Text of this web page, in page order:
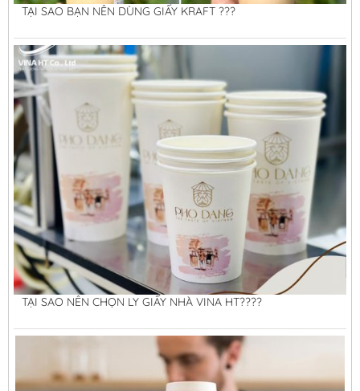
TẠI SAO BẠN NÊN DÙNG GIẤY KRAFT ???
TẠI SAO NÊN CHỌN LY GIẤY NHÀ VINA HT????